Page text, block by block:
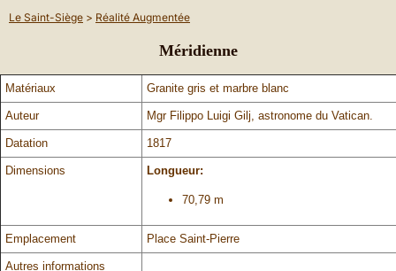
Le Saint-Siège > Réalité Augmentée
Méridienne
Matériaux Granite gris et marbre blanc
Auteur Mgr Filippo Luigi Gilj, astronome du Vatican.
Datation 1817
Dimensions Longueur:
70,79 m
Emplacement Place Saint-Pierre
Autres informations